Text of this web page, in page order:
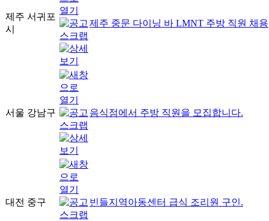
제주 서귀포
시
제주 중문 다이닝 바 LMNT 주방 직원 채용
서울 강남구 음식점에서 주방 직원을 모집합니다.
대전 중구 빈들지역아동센터 급식 조리원 구인.